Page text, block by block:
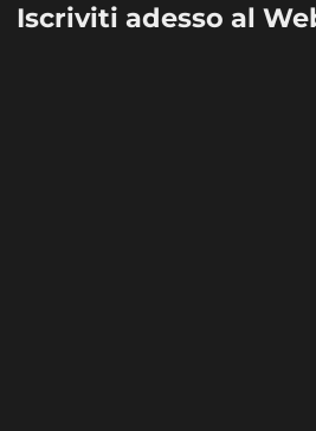
Iscriviti adesso al